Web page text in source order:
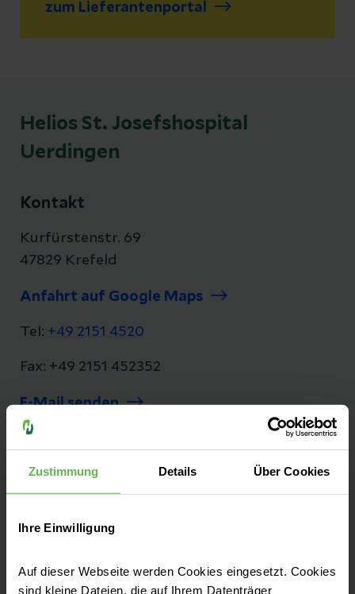
Zustimmung Details Über Cookies
Ihre Einwilligung
Auf dieser Webseite werden Cookies eingesetzt. Cookies
sind kleine Dateien, die auf Ihrem Datenträger
zum Lieferantenportal
Helios St. Josefshospital
Uerdingen
Kontakt
Kurfürstenstr. 69
47829 Krefeld
Anfahrt auf Google Maps
Tel: +49 2151 4520
Fax: +49 2151 452352
E-Mail senden
Seit 1380 kümmern wir uns mit viel
Leidenschaft und neuesten medizinischen
Bürger der Region.